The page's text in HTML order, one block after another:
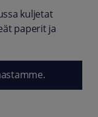
kuljetat
paperit ja